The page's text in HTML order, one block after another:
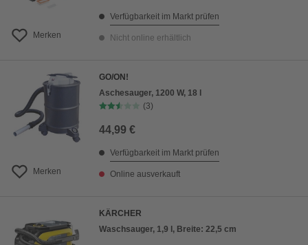
Merken
Verfügbarkeit im Markt prüfen
Nicht online erhältlich
Merken
GO/ON!
Aschesauger, 1200 W, 18 l
(3)
44,99 €
Verfügbarkeit im Markt prüfen
Online ausverkauft
KÄRCHER
Waschsauger, 1,9 l, Breite: 22,5 cm